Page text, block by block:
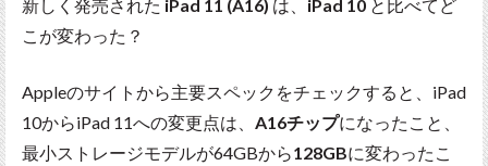
新しく発売された iPad 11 (A16) は、 iPad 10 と比べてど
こが変わった？
Appleのサイトから主要スペックをチェックすると、iPad
10からiPad 11への変更点は、 A16チップになったこと、
最小ストレージモデルが64GBから128GBに変わったこ